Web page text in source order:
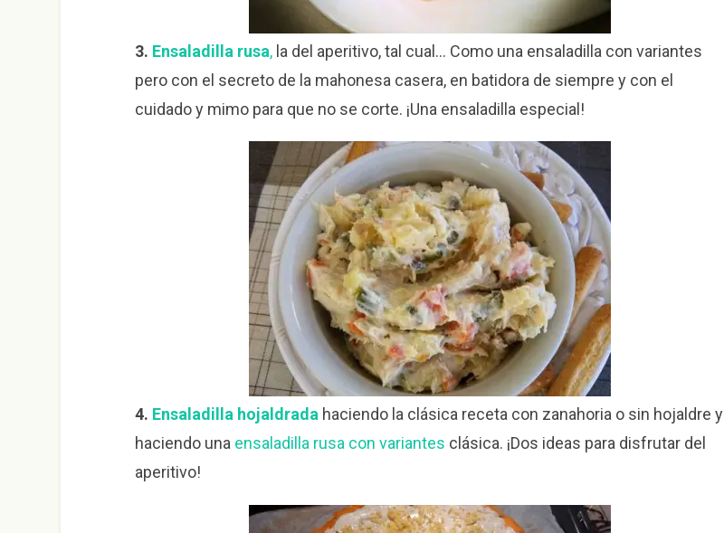
3. Ensaladilla rusa,la del aperitivo, tal cual… Como una ensaladilla con variantes
pero con el secreto de la mahonesa casera, en batidora de siempre y con el
cuidado y mimo para que no se corte. ¡Una ensaladilla especial!
4. Ensaladilla hojaldradahaciendo la clásica receta con zanahoria o sin hojaldre y
haciendo una ensaladilla rusa con variantes clásica. ¡Dos ideas para disfrutar del
aperitivo!